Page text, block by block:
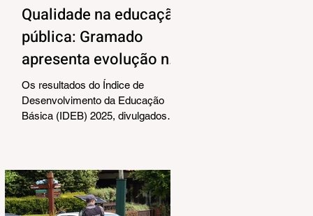
Qualidade na educação
pública: Gramado
apresenta evolução no
IDEB 2025
Os resultados do Índice de
Desenvolvimento da Educação
Básica (IDEB) 2025, divulgados
qualidade do ensino público. Os
dados mostram que as escolas da
rede municipal superaram tanto as